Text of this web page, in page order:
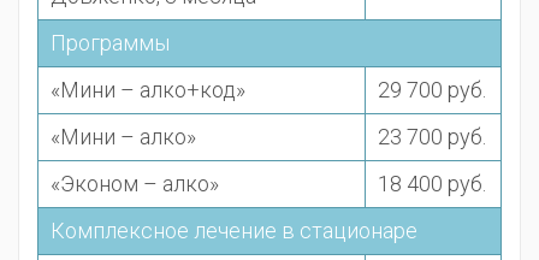
Программы
«Мини – алко+код»
29 700 руб.
«Мини – алко»
23 700 руб.
«Эконом – алко»
18 400 руб.
Комплексное лечение в стационаре